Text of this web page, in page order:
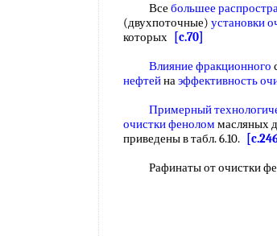
Все большее
(двухпоточные) установки
которых
[c.70]
Влияние фракционного
нефтейнаэффективность
Примерный
очистки фенолом масляных
приведены в табл. 6.10.
Рафинаты от очистки